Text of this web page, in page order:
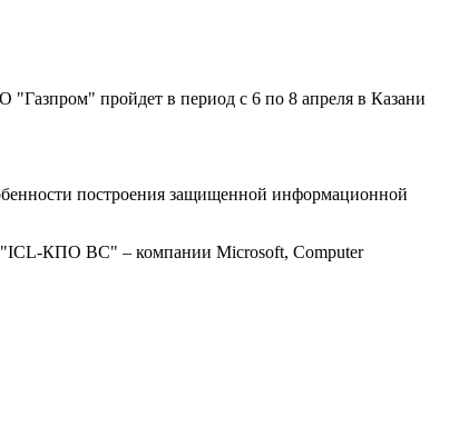
пройдет в период с 6 по 8 апреля в Казани
построения защищенной информационной
"ICL-КПО ВС" – компании Microsoft, Computer